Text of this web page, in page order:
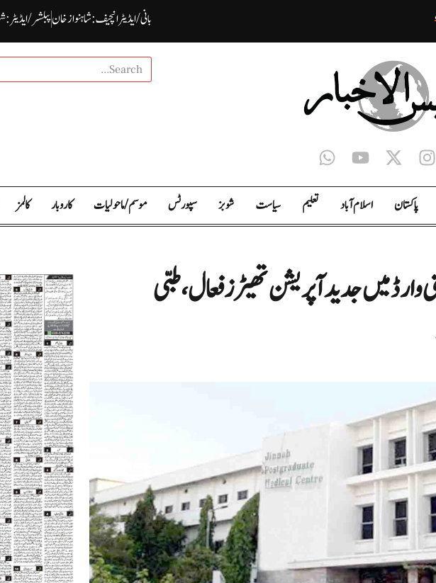
بانی / ایڈیٹرانچیف : شاہنواز خانپبلشر/ ایڈیٹر :
پاکستان اسلام آباد تعلیم سیاست شوبز سپورٹس موسم / ما حولیات کاروبار کالمز
وارڈ میں جدید آپریشن تھیٹرز فعال، طبی